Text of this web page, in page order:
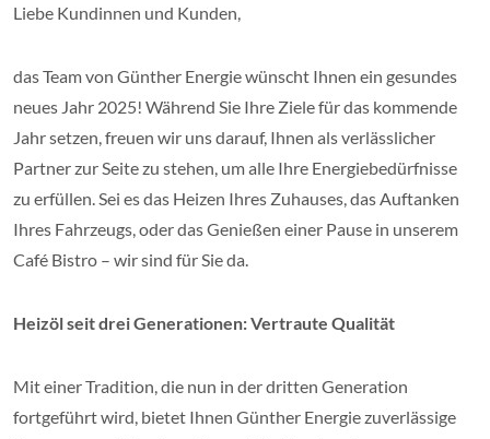
Liebe Kundinnen und Kunden,
das Team von Günther Energie wünscht Ihnen ein gesundes
neues Jahr 2025! Während Sie Ihre Ziele für das kommende
Jahr setzen, freuen wir uns darauf, Ihnen als verlässlicher
Partner zur Seite zu stehen, um alle Ihre Energiebedürfnisse
zu erfüllen. Sei es das Heizen Ihres Zuhauses, das Auftanken
Ihres Fahrzeugs, oder das Genießen einer Pause in unserem
Café Bistro – wir sind für Sie da.
Heizöl seit drei Generationen: Vertraute Qualität
Mit einer Tradition, die nun in der dritten Generation
fortgeführt wird, bietet Ihnen Günther Energie zuverlässige